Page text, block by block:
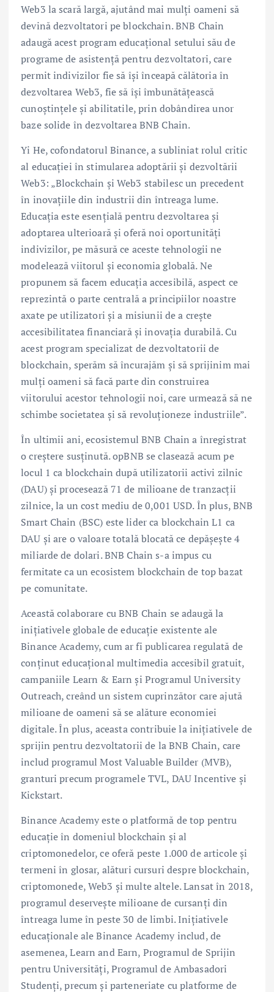
Web3 la scară largă, ajutând mai mulți oameni să
devină dezvoltatori pe blockchain. BNB Chain
adaugă acest program educațional setului său de
programe de asistență pentru dezvoltatori, care
permit indivizilor fie să își înceapă călătoria în
dezvoltarea Web3, fie să își îmbunătățească
cunoștințele și abilitatile, prin dobândirea unor
baze solide în dezvoltarea BNB Chain.
Yi He, cofondatorul Binance, a subliniat rolul critic
al educației în stimularea adoptării și dezvoltării
Web3: „Blockchain și Web3 stabilesc un precedent
în inovațiile din industrii din întreaga lume.
Educația este esențială pentru dezvoltarea și
adoptarea ulterioară și oferă noi oportunități
indivizilor, pe măsură ce aceste tehnologii ne
modelează viitorul și economia globală. Ne
propunem să facem educația accesibilă, aspect ce
reprezintă o parte centrală a principiilor noastre
axate pe utilizatori și a misiunii de a crește
accesibilitatea financiară și inovația durabilă. Cu
acest program specializat de dezvoltatorii de
blockchain, sperăm să încurajăm și să sprijinim mai
mulți oameni să facă parte din construirea
viitorului acestor tehnologii noi, care urmează să ne
schimbe societatea și să revoluționeze industriile”.
În ultimii ani, ecosistemul BNB Chain a înregistrat
o creștere susținută. opBNB se clasează acum pe
locul 1 ca blockchain după utilizatorii activi zilnic
(DAU) și procesează 71 de milioane de tranzacții
zilnice, la un cost mediu de 0,001 USD. În plus, BNB
Smart Chain (BSC) este lider ca blockchain L1 ca
DAU și are o valoare totală blocată ce depășește 4
miliarde de dolari. BNB Chain s-a impus cu
fermitate ca un ecosistem blockchain de top bazat
pe comunitate.
Această colaborare cu BNB Chain se adaugă la
inițiativele globale de educație existente ale
Binance Academy, cum ar fi publicarea regulată de
conținut educațional multimedia accesibil gratuit,
campaniile Learn & Earn și Programul University
Outreach, creând un sistem cuprinzător care ajută
milioane de oameni să se alăture economiei
digitale. În plus, aceasta contribuie la inițiativele de
sprijin pentru dezvoltatorii de la BNB Chain, care
includ programul Most Valuable Builder (MVB),
granturi precum programele TVL, DAU Incentive și
Kickstart.
Binance Academy este o platformă de top pentru
educație în domeniul blockchain și al
criptomonedelor, ce oferă peste 1.000 de articole și
termeni în glosar, alături cursuri despre blockchain,
criptomonede, Web3 și multe altele. Lansat în 2018,
programul deservește milioane de cursanți din
întreaga lume în peste 30 de limbi. Inițiativele
educaționale ale Binance Academy includ, de
asemenea, Learn and Earn, Programul de Sprijin
pentru Universități, Programul de Ambasadori
Studenți, precum și parteneriate cu platforme de